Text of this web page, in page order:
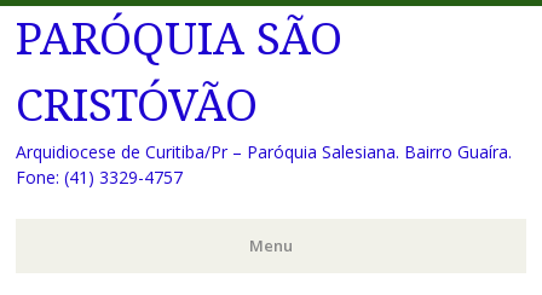
PARÓQUIA SÃO
CRISTÓVÃO
Arquidiocese de Curitiba/Pr – Paróquia Salesiana. Bairro Guaíra.
Fone: (41) 3329-4757
Menu